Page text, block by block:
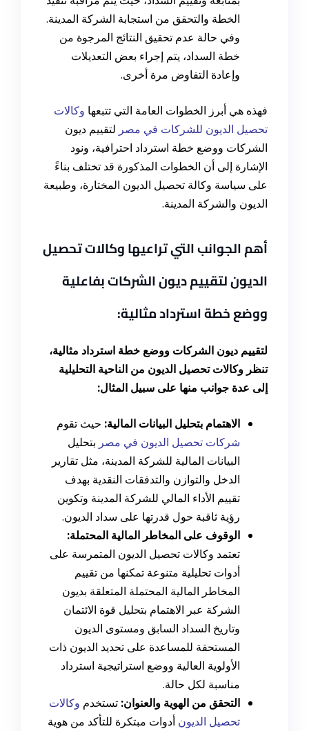
الخطة والتحقق من استجابة الشركة المدينة.
وفي حالة عدم تحقيق النتائج المرجوة من
خطة السداد، يتم إجراء بعض التعديلات
وإعادة التفاوض مرة أخرى.
فهذه هي أبرز الخطوات العامة التي تتبعها وكالات
تحصيل الديون للشركات في مصر لتقييم ديون
الشركات ووضع خطة استرداد احترافية، ونود
الإشارة إلى أن الخطوات المذكورة قد تختلف بناءً
على سياسة وكالة تحصيل الديون المختارة، وطبيعة
الديون والشركة المدينة.
أهم الجوانب التي تراعيها وكالات تحصيل
الديون لتقييم ديون الشركات بفاعلية
ووضع خطة استرداد مثالية:
لتقييم ديون الشركات ووضع خطة استرداد مثالية،
تنظر وكالات تحصيل الديون من الناحية التحليلية
إلى عدة جوانب منها على سبيل المثال:
الاهتمام بتحليل البيانات المالية: حيث تقوم
شركات تحصيل الديون في مصر بتحليل
البيانات المالية للشركة المدينة، مثل تقارير
الدخل والتوازن والتدفقات النقدية بهدف
تقييم الأداء المالي للشركة المدينة وتكوين
رؤية ثاقبة حول قدرتها على سداد الديون.
الوقوف على المخاطر المالية المحتملة:
تعتمد وكالات تحصيل الديون المتمرسة على
أدوات تحليلية متنوعة تمكنها من تقييم
المخاطر المالية المحتملة المتعلقة بديون
الشركة عبر الاهتمام بتحليل قوة الائتمان
وتاريخ السداد السابق ومستوى الديون
المستحقة للمساعدة على تحديد الديون ذات
الأولوية العالية ووضع استراتيجية استرداد
مناسبة لكل حالة.
التحقق من الهوية والعنوان: تستخدم وكالات
تحصيل الديون أدوات مبتكرة للتأكد من هوية